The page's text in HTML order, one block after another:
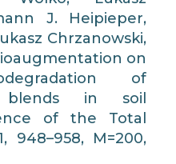
J. Heipieper,
Chrzanowski,
on
of
blends in soil
of the Total
948–958, M=200,